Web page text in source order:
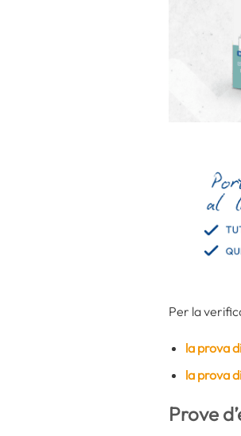
Per la
la prova
la prova
Prove